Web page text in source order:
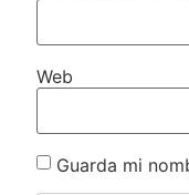
Web
Guarda mi